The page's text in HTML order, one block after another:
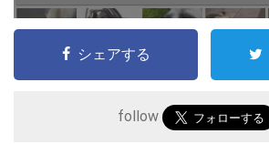
シェアする
follow
ト